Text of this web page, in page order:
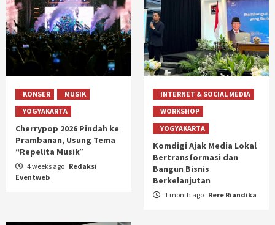
KONSER
MUSIK
YOGYAKARTA
Cherrypop 2026 Pindah ke
Prambanan, Usung Tema
“Repelita Musik”
4 weeks ago Redaksi
Eventweb
INTERNET & SOCIAL MEDIA
WORKSHOP
YOGYAKARTA
Komdigi Ajak Media Lokal
Bertransformasi dan
Bangun Bisnis
Berkelanjutan
1 month ago Rere Riandika